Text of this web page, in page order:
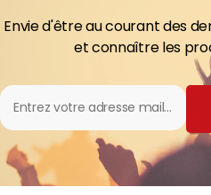
Envie d'être au courant des
et connaître les